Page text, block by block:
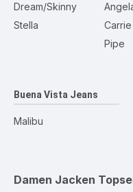
Dream/Skinny
Stella
Carrie
Pipe
Buena Vista Jeans
Malibu
Damen Jacken